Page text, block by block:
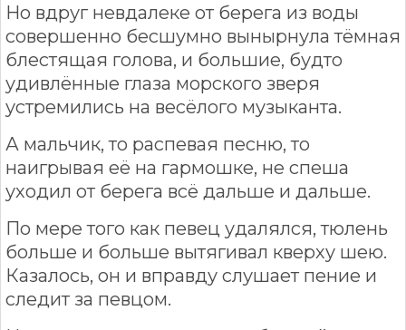
Но вдруг невдалеке от берега из воды
совершенно бесшумно вынырнула тёмная
блестящая голова, и большие, будто
удивлённые глаза морского зверя
устремились на весёлого музыканта.
А мальчик, то распевая песню, то
наигрывая её на гармошке, не спеша
уходил от берега всё дальше и дальше.
По мере того как певец удалялся, тюлень
больше и больше вытягивал кверху шею.
Казалось, он и вправду слушает пение и
следит за певцом.